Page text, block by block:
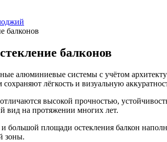
балконов
балконов
алюминиевые системы с учётом
лёгкость и визуальную
высокой прочностью,
вид на протяжении многих лет.
большой площади остекления балкон
зоны.